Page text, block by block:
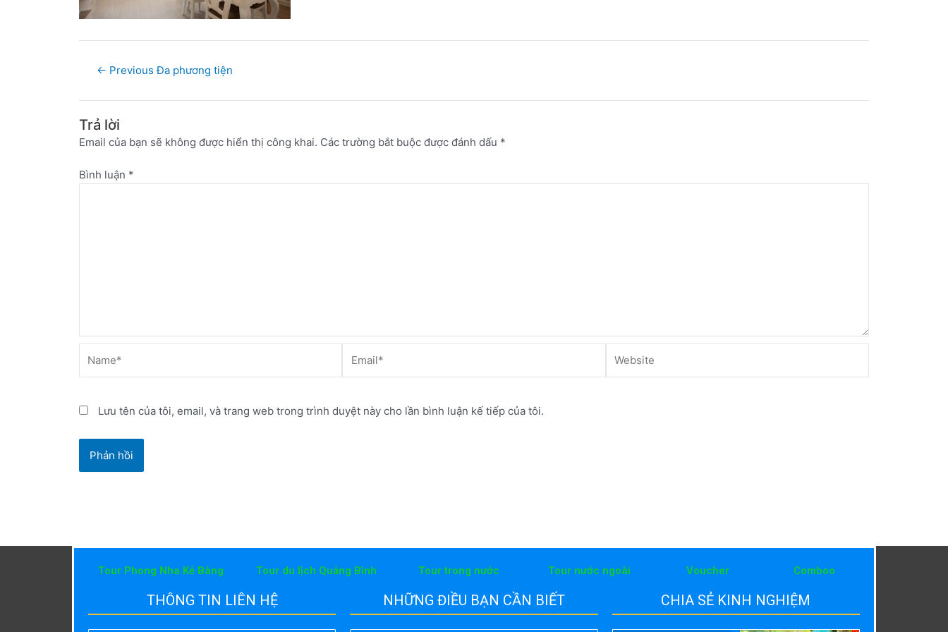
← Previous Đa phương tiện
Trả lời
Email của bạn sẽ không được hiển thị công khai. Các trường bắt buộc được đánh dấu *
Bình luận *
Lưu tên của tôi, email, và trang web trong trình duyệt này cho lần bình luận kế tiếp của tôi.
Tour Phong Nha Kẻ Bàng Tour du lịch Quảng Bình Tour trong nước Tour nước ngoài Voucher Comboo
THÔNG TIN LIÊN HỆ NHỮNG ĐIỀU BẠN CẦN BIẾT CHIA SẺ KINH NGHIỆM